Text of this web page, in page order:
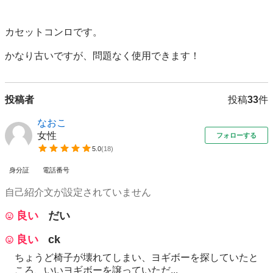
カセットコンロです。
かなり古いですが、問題なく使用できます！
投稿者 投稿33件
なおこ
女性
5.0(18)
フォローする
身分証 電話番号
自己紹介文が設定されていません
良い
だい
良い
ck
ちょうど椅子が壊れてしまい、ヨギボーを探していたと
ころ、いいヨギボーを譲っていただ...